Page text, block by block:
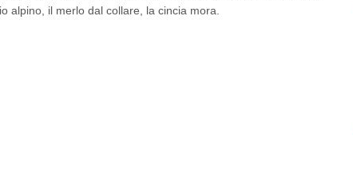
alpino, il merlo dal collare, la cincia mora.